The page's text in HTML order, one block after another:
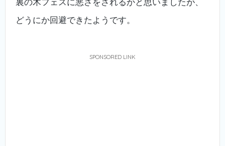
どうにか回避できたようです。
SPONSORED LINK